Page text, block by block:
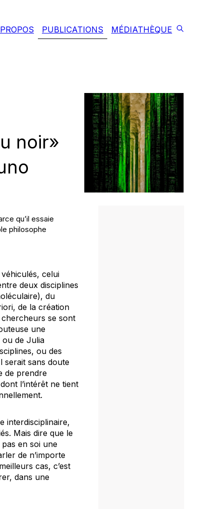
PUBLICATIONS MÉDIATHÈQUE
noir»
qu’il essaie
philosophe
celui
deux disciplines
du
de la création
chercheurs se sont
une
ou de Julia
ou des
serait sans doute
de prendre
l’intérêt ne tient
interdisciplinaire,
Mais dire que le
en soi une
de n’importe
cas, c’est
dans une